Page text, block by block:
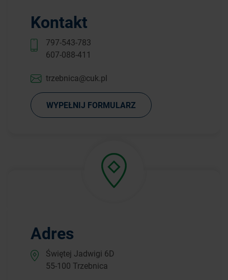
Kontakt
797-543-783
607-088-411
trzebnica@cuk.pl
WYPEŁNIJ FORMULARZ
Adres
Świętej Jadwigi 6D
55-100 Trzebnica